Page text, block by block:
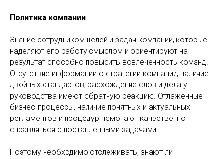
Политика компании
Знание сотрудником целей и задач компании, которые
наделяют его работу смыслом и ориентируют на
результат способно повысить вовлеченность команд.
Отсутствие информации о стратегии компании, наличие
двойных стандартов, расхождение слов и дела у
руководства имеют обратную реакцию. Отлаженные
бизнес-процессы, наличие понятных и актуальных
регламентов и процедур помогают качественно
справляться с поставленными задачами.
Поэтому необходимо отслеживать, знают ли